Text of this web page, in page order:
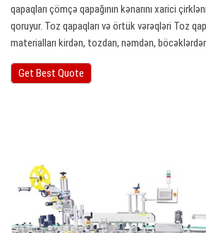
qapaqları çömçə qapağının kənarını xarici
qoruyur. Toz qapaqları və örtük vərəqləri Toz
materialları kirdən, tozdan, nəmdən,
Get Best Quote